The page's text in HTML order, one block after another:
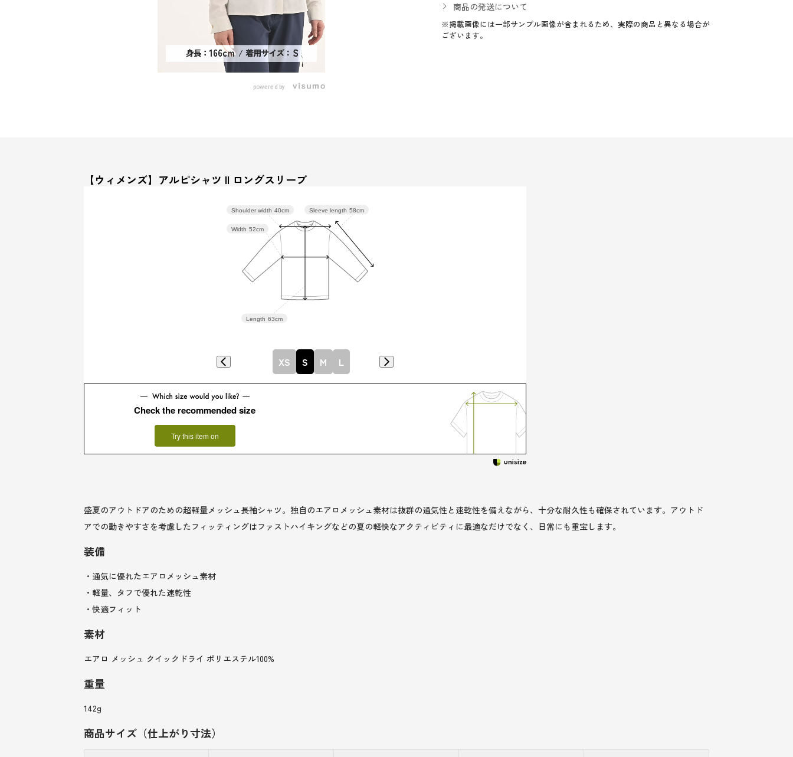
powered by
商品の発送について
※掲載画像には一部サンプル画像が含まれるため、実際の商品と異なる場合が
ございます。
【ウィメンズ】アルピシャツ II ロングスリーブ
Sleeve length 58cm
Length 63cm
Width 52cm
Shoulder width 40cm
XS S M L
Check the recommended size
Try this item on
盛夏のアウトドアのための超軽量メッシュ長袖シャツ。独自のエアロメッシュ素材は抜群の通気性と速乾性を備えながら、十分な耐久性も確保されています。アウトド
アでの動きやすさを考慮したフィッティングはファストハイキングなどの夏の軽快なアクティビティに最適なだけでなく、日常にも重宝します。
装備
・通気に優れたエアロメッシュ素材
・軽量、タフで優れた速乾性
・快適フィット
素材
エアロ メッシュ クイックドライ ポリエステル100%
重量
142g
商品サイズ（仕上がり寸法）